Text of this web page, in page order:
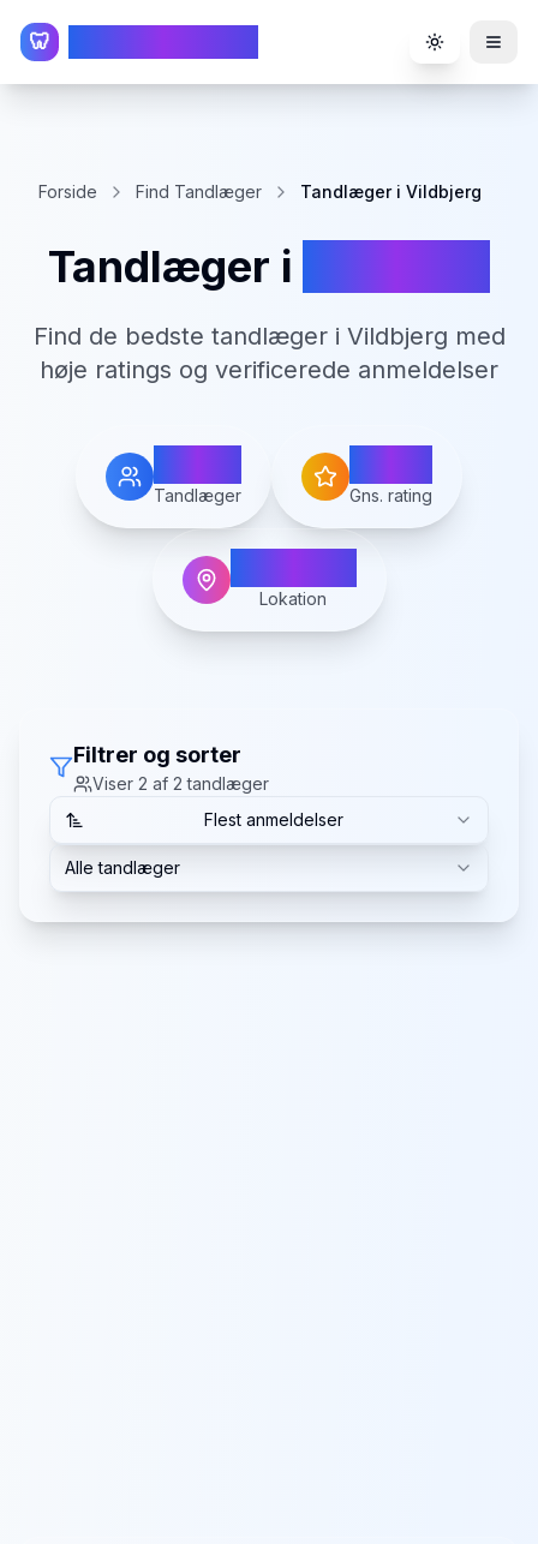
🦷 Toggle
Forside Find Tandlæger Tandlæger i Vildbjerg
Tandlæger i
Find de bedste tandlæger i Vildbjerg med
høje ratings og verificerede anmeldelser
Tandlæger Gns. rating
Vildbjerg
Lokation
Filtrer og sorter
Viser 2 af 2 tandlæger
Flest anmeldelser
Alle tandlæger